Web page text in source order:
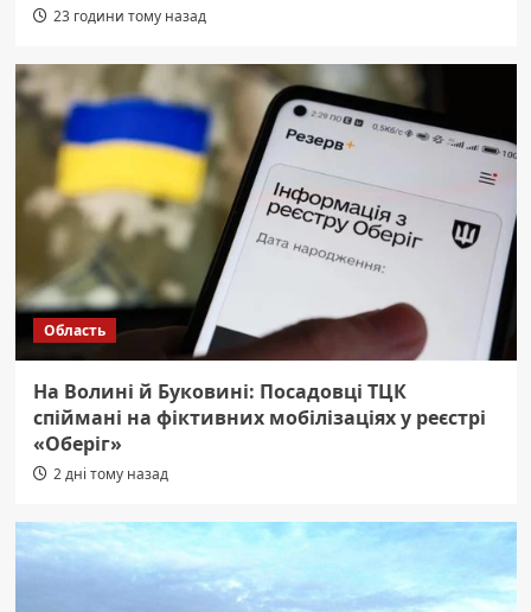
23 години тому назад
Область
На Волині й Буковині: Посадовці ТЦК
спіймані на фіктивних мобілізаціях у реєстрі
«Оберіг»
2 дні тому назад